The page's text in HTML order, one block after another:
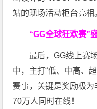
站的现场活动柜台亮相
“GG全球狂欢赛”
最后，GG线上赛
中，主打“低、中高、
赛事，关键是奖励极为
70万人同时在线！